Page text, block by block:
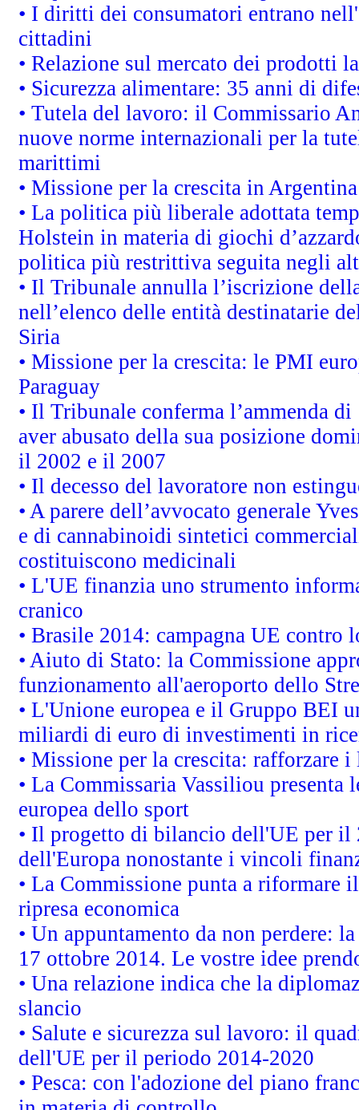
• I diritti dei consumatori entrano
cittadini
• Relazione sul mercato dei prodotti
• Sicurezza alimentare: 35 anni di
• Tutela del lavoro: il Commissario
nuove norme internazionali per la
marittimi
• Missione per la crescita in
• La politica più liberale adottata
Holstein in materia di giochi
politica più restrittiva seguita negli
• Il Tribunale annulla l’iscrizione
nell’elenco delle entità destinatarie
Siria
• Missione per la crescita: le PMI
Paraguay
• Il Tribunale conferma l’ammenda
aver abusato della sua posizione
il 2002 e il 2007
• Il decesso del lavoratore non
• A parere dell’avvocato generale
e di cannabinoidi sintetici
costituiscono medicinali
• L'UE finanzia uno strumento
cranico
• Brasile 2014: campagna UE contro
• Aiuto di Stato: la Commissione
funzionamento all'aeroporto dello
• L'Unione europea e il Gruppo BEI
miliardi di euro di investimenti in
• Missione per la crescita: rafforzare
• La Commissaria Vassiliou
europea dello sport
• Il progetto di bilancio dell'UE per il
dell'Europa nonostante i vincoli
• La Commissione punta a riformare
ripresa economica
• Un appuntamento da non perdere:
17 ottobre 2014. Le vostre idee
• Una relazione indica che la
slancio
• Salute e sicurezza sul lavoro: il
dell'UE per il periodo 2014-2020
• Pesca: con l'adozione del piano